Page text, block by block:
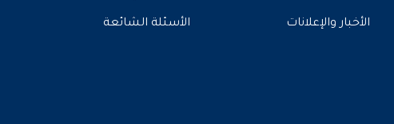
الأخبار والإعلانات الأسئلة الشائعة